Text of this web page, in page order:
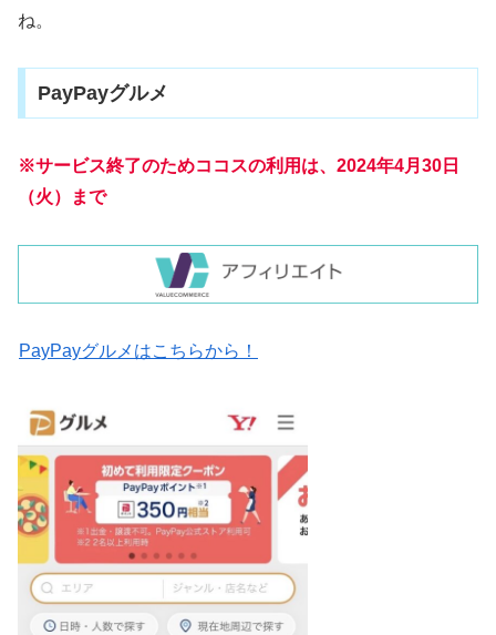
ね。
PayPayグルメ
※サービス終了のためココスの利用は、2024年4月30日
（火）まで
PayPayグルメはこちらから！